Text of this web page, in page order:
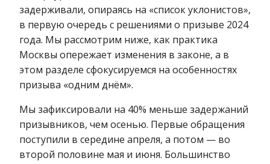
задерживали, опираясь на «список уклонистов»,
в первую очередь с решениями о призыве 2024
года. Мы рассмотрим ниже, как практика
Москвы опережает изменения в законе, а в
этом разделе сфокусируемся на особенностях
призыва «одним днём».
Мы зафиксировали на 40% меньше задержаний
призывников, чем осенью. Первые обращения
поступили в середине апреля, а потом — во
второй половине мая и июня. Большинство